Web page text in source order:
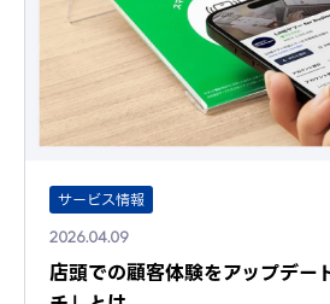
サービス情報
2026.04.09
店頭での顧客体験をアップデー